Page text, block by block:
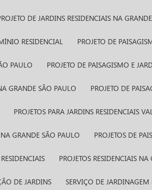
PROJETO DE JARDINS RESIDENCIAIS NA
RESIDENCIAL PROJETO DE
PAULO PROJETO DE PAISAGISMO E
GRANDE SÃO PAULO PROJETO DE
PROJETOS PARA JARDINS RESIDENCIAIS
NA GRANDE SÃO PAULO PROJETOS DE
PROJETOS RESIDENCIAIS
DE JARDINS SERVIÇO DE